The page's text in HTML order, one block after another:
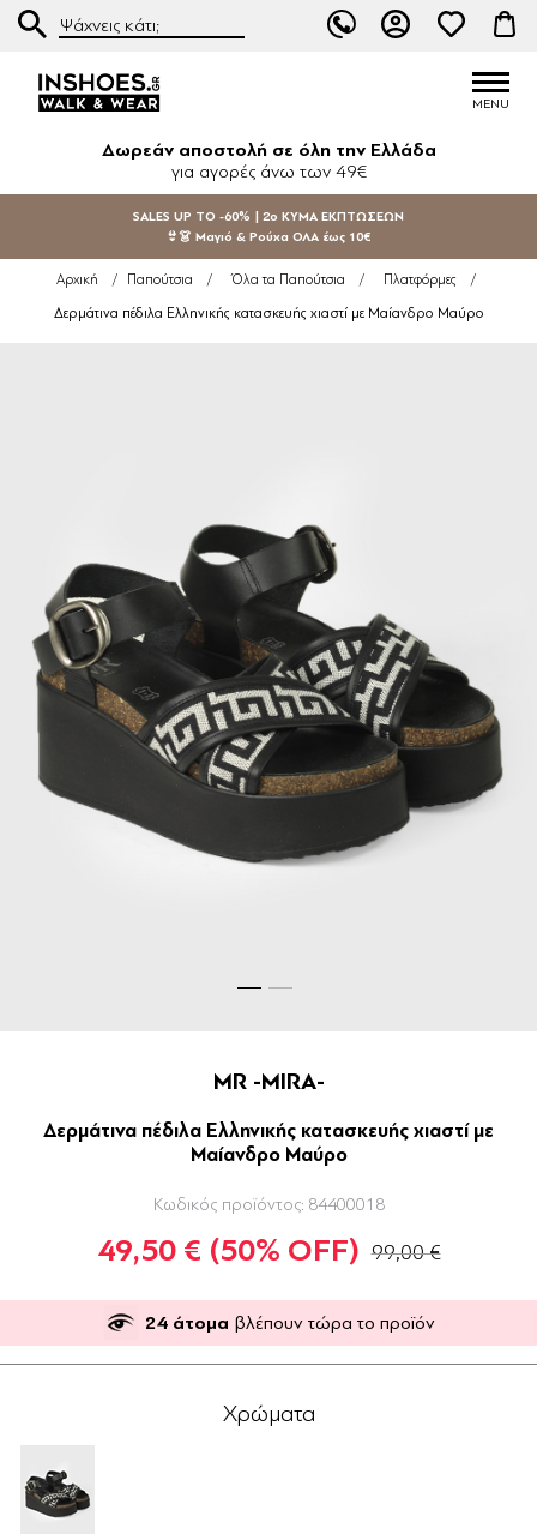
Δωρεάν αποστολή σε όλη την Ελλάδα
για αγορές άνω των 49€
SALES UP TO -60% | 2ο ΚΥΜΑ ΕΚΠΤΩΣΕΩΝ
👙👗 Μαγιό & Ρούχα ΟΛΑ έως 10€
Αρχική / Παπούτσια / Όλα τα Παπούτσια / Πλατφόρμες /
Δερμάτινα πέδιλα Ελληνικής κατασκευής χιαστί με Μαίανδρο Μαύρο
MR -MIRA-
Δερμάτινα πέδιλα Ελληνικής κατασκευής χιαστί με
Μαίανδρο Μαύρο
Κωδικός προϊόντος: 84400018
49,50 € (50% OFF) 99,00 €
24 άτομα βλέπουν τώρα το προϊόν
Χρώματα